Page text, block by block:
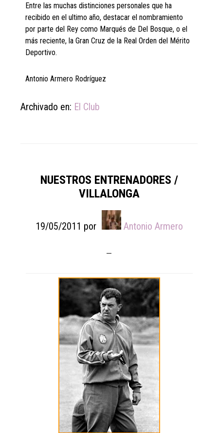
Entre las muchas distinciones personales que ha
recibido en el ultimo año, destacar el nombramiento
por parte del Rey como Marqués de Del Bosque, o el
más reciente, la Gran Cruz de la Real Orden del Mérito
Deportivo.
Antonio Armero Rodríguez
Archivado en: El Club
NUESTROS ENTRENADORES /
VILLALONGA
19/05/2011 por Antonio Armero